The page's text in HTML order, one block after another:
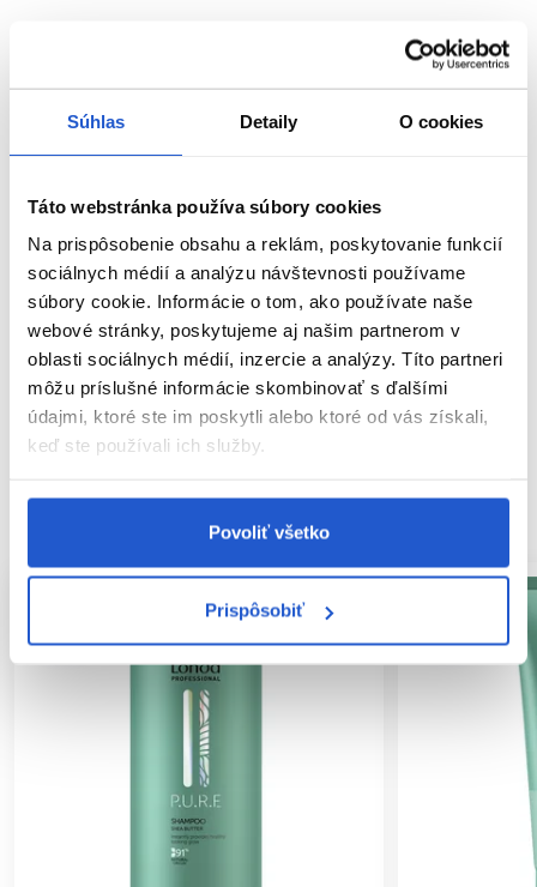
Súhlas Detaily O cookies
Táto webstránka používa súbory cookies
Na prispôsobenie obsahu a reklám, poskytovanie funkcií
sociálnych médií a analýzu návštevnosti používame
súbory cookie. Informácie o tom, ako používate naše
webové stránky, poskytujeme aj našim partnerom v
oblasti sociálnych médií, inzercie a analýzy. Títo partneri
môžu príslušné informácie skombinovať s ďalšími
údajmi, ktoré ste im poskytli alebo ktoré od vás získali,
keď ste používali ich služby.
Povoliť všetko
Prispôsobiť
umytých a uterákom
vysušených vlasov. Nechajte pôsobiť 1-3 minúty a potom
dôkladne opláchnite.
bez parabénov, silikónov a umelých farbív.
Parametre
Značka
Hodnotenia
SÚVISIACE PRODUKTY